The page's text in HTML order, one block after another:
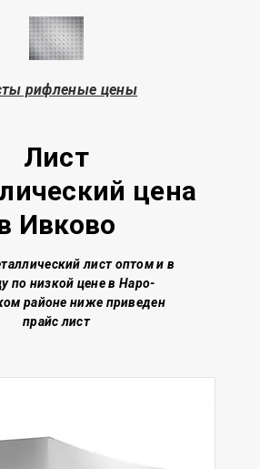
рифленые цены
Лист
цена
Ивково
лист оптом и в
по низкой ценев Наро-
районе ниже приведен
прайс лист